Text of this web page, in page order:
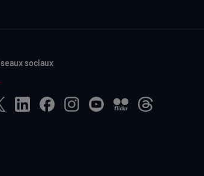
sociaux
LinkedInFacebookInstagramYouTubeFlickr Threads